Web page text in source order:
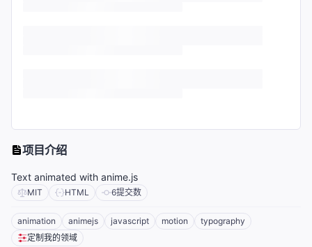
项目介绍
Text animated with anime.js
MIT HTML 6提交数
animation animejs javascript motion
typography
定制我的领域